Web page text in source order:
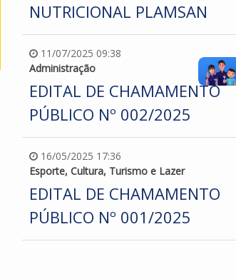
NUTRICIONAL PLAMSAN
11/07/2025 09:38
Administração
EDITAL DE CHAMAMENTO
PÚBLICO Nº 002/2025
16/05/2025 17:36
Esporte, Cultura, Turismo e Lazer
EDITAL DE CHAMAMENTO
PÚBLICO Nº 001/2025